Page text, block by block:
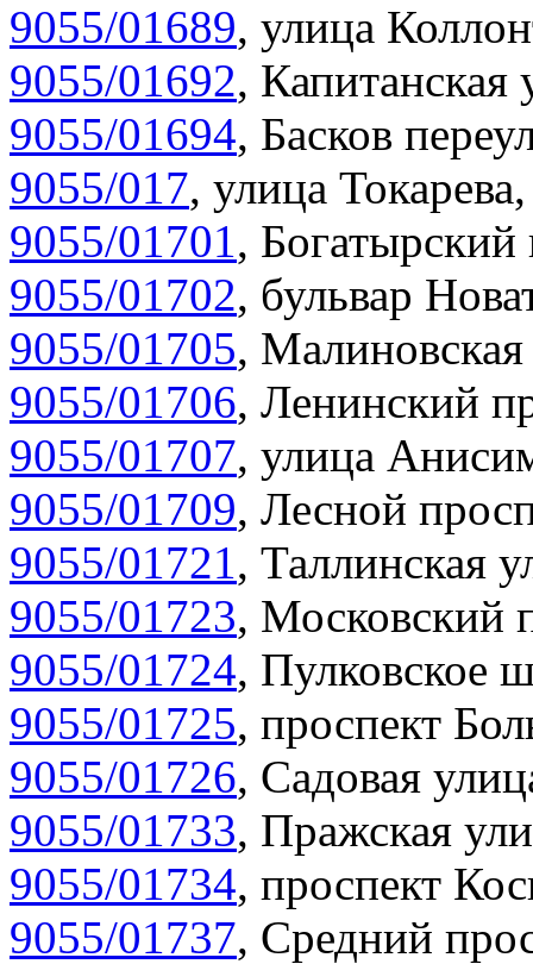
9055/01689, улица
9055/01692, Капитанская
9055/01694, Басков
9055/017, улица
9055/01701, Богатырский
9055/01702, бульвар
9055/01705,
9055/01706, Ленинский
9055/01707, улица
9055/01709, Лесной
9055/01721, Таллинская
9055/01723, Московский
9055/01724, Пулковское
9055/01725, проспект
9055/01726, Садовая
9055/01733, Пражская
9055/01734, проспект
9055/01737, Средний